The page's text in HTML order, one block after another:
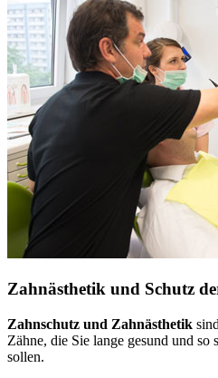
Zahnästhetik und Schutz
Zahnschutz und Zahnästhetik
Zähne, die Sie lange gesund und
sollen.